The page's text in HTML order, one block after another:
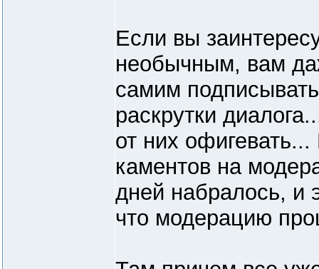
Если вы
необычным, вам
самим
раскрутки
от них
каментов на
дней набралось, и
что модерацию